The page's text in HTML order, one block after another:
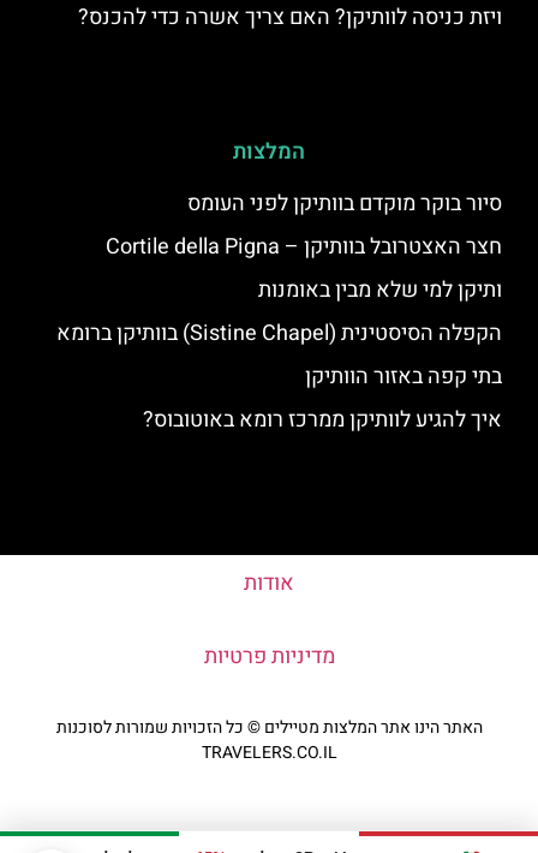
ויזת כניסה לוותיקן? האם צריך אשרה כדי להכנס?
המלצות
סיור בוקר מוקדם בוותיקן לפני העומס
חצר האצטרובל בוותיקן – Cortile della Pigna
ותיקן למי שלא מבין באומנות
הקפלה הסיסטינית (Sistine Chapel) בוותיקן ברומא
בתי קפה באזור הוותיקן
איך להגיע לוותיקן ממרכז רומא באוטובוס?
אודות
מדיניות פרטיות
האתר הינו אתר המלצות מטיילים © כל הזכויות שמורות לסוכנות
TRAVELERS.CO.IL